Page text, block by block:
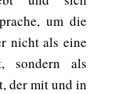
um die
nicht als eine
sondern als
der mit und in